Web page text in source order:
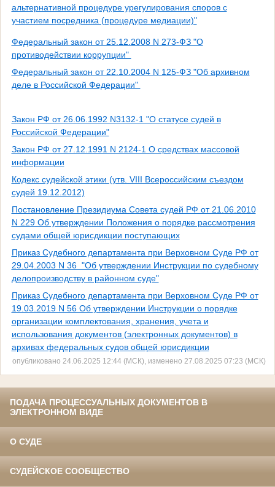
альтернативной процедуре урегулирования споров с
участием посредника (процедуре медиации)"
Федеральный закон от 25.12.2008 N 273-ФЗ "О
противодействии коррупции"
Федеральный закон от 22.10.2004 N 125-ФЗ "Об архивном
деле в Российской Федерации"
Закон РФ от 26.06.1992 N3132-1 "О статусе судей в
Российской Федерации"
Закон РФ от 27.12.1991 N 2124-1 О средствах массовой
информации
Кодекс судейской этики (утв. VIII Всероссийским съездом
судей 19.12.2012)
Постановление Президиума Совета судей РФ от 21.06.2010
N 229 Об утверждении Положения о порядке рассмотрения
судами общей юрисдикции поступающих
Приказ Судебного департамента при Верховном Суде РФ от
29.04.2003 N 36 "Об утверждении Инструкции по судебному
делопроизводству в районном суде"
Приказ Судебного департамента при Верховном Суде РФ от
19.03.2019 N 56 Об утверждении Инструкции о порядке
организации комплектования, хранения, учета и
использования документов (электронных документов) в
архивах федеральных судов общей юрисдикции
опубликовано 24.06.2025 12:44 (МСК), изменено 27.08.2025 07:23 (МСК)
ПОДАЧА ПРОЦЕССУАЛЬНЫХ ДОКУМЕНТОВ В
ЭЛЕКТРОННОМ ВИДЕ
О СУДЕ
СУДЕЙСКОЕ СООБЩЕСТВО